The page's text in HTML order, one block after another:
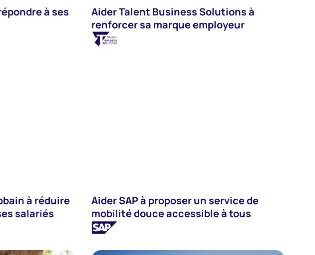
à ses
Systèmes D'information
Aider Talent Business Solutions à
renforcer sa marque employeur
à réduire
salariés
Systèmes D'information
Aider SAP à proposer un service de
mobilité douce accessible à tous